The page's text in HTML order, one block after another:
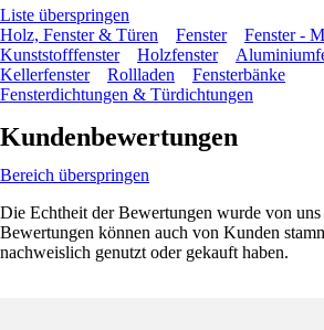
Liste überspringen
Holz, Fenster & Türen
Fenster
Fenster -
Kunststofffenster
Holzfenster
Kellerfenster
Rollladen
Fensterbänke
Fensterdichtungen & Türdichtungen
Kundenbewertungen
Bereich überspringen
Die Echtheit der Bewertungen wurde von
Bewertungen können auch von Kunden
nachweislich genutzt oder gekauft haben.